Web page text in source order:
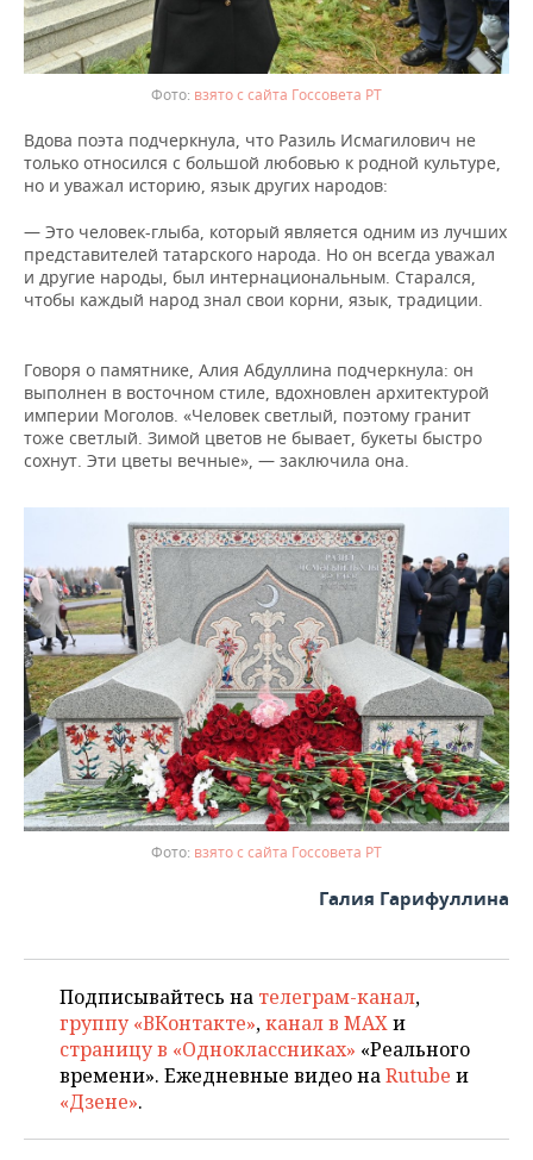
взято с сайта Госсовета РТ
Вдова поэта подчеркнула, что Разиль Исмагилович не
только относился с большой любовью к родной культуре,
но и уважал историю, язык других народов:
— Это человек-глыба, который является одним из лучших
представителей татарского народа. Но он всегда уважал
и другие народы, был интернациональным. Старался,
чтобы каждый народ знал свои корни, язык, традиции.
Говоря о памятнике, Алия Абдуллина подчеркнула: он
выполнен в восточном стиле, вдохновлен архитектурой
империи Моголов. «Человек светлый, поэтому гранит
тоже светлый. Зимой цветов не бывает, букеты быстро
сохнут. Эти цветы вечные», — заключила она.
взято с сайта Госсовета РТ
Галия Гарифуллина
Подписывайтесь на телеграм-канал,
группу «ВКонтакте»,канал в MAXи
страницу в «Одноклассниках» «Реального
времени». Ежедневные видео наRutube и
«Дзене».